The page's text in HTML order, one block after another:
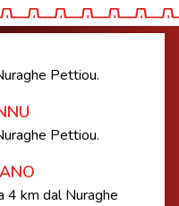
Pettiou.
Pettiou.
4 km dal Nuraghe